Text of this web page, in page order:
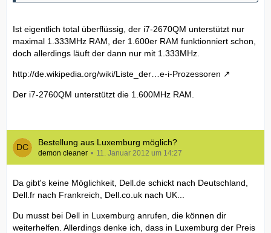
Ist eigentlich total überflüssig, der i7-2670QM unterstützt nur
maximal 1.333MHz RAM, der 1.600er RAM funktionniert schon,
doch allerdings läuft der dann nur mit 1.333MHz.
http://de.wikipedia.org/wiki/Liste_der…e-i-Prozessoren
Der i7-2760QM unterstützt die 1.600MHz RAM.
Bestellung aus Luxemburg möglich?
demon cleaner 11. Januar 2012 um 14:27
Da gibt's keine Möglichkeit, Dell.de schickt nach Deutschland,
Dell.fr nach Frankreich, Dell.co.uk nach UK...
Du musst bei Dell in Luxemburg anrufen, die können dir
weiterhelfen. Allerdings denke ich, dass in Luxemburg der Preis